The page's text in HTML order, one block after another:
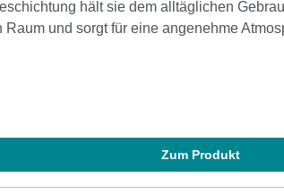
und sorgt für eine angenehme
variieren und gibt die Realität
um die für Ihre Bedürfnisse am
notwendige Menge mit einer einzigen
Zum Produkt